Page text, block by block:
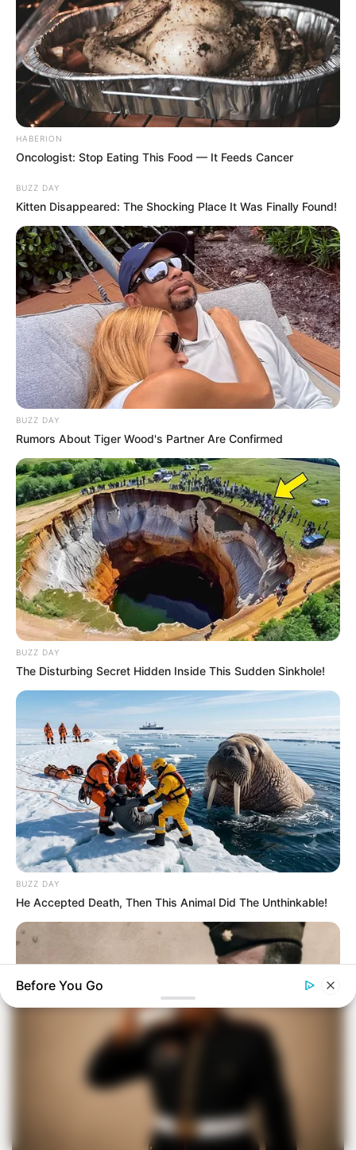
HABERION
Oncologist: Stop Eating This Food — It Feeds Cancer
BUZZ DAY
Kitten Disappeared: The Shocking Place It Was Finally Found!
BUZZ DAY
Rumors About Tiger Wood's Partner Are Confirmed
BUZZ DAY
The Disturbing Secret Hidden Inside This Sudden Sinkhole!
BUZZ DAY
He Accepted Death, Then This Animal Did The Unthinkable!
The Fake Paratroopers That Helped Win D-Day On June 6,
Before You Go